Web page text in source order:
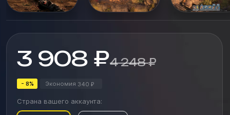
3 908 ₽4 248 ₽
- 8% Экономия 340 ₽
Страна вашего аккаунта: